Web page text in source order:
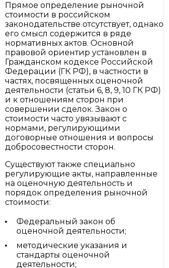
Прямое определение рыночной
стоимости в российском
законодательстве отсутствует, однако
его смысл содержится в ряде
нормативных актов. Основной
правовой ориентир установлен в
Гражданском кодексе Российской
Федерации (ГК РФ), в частности в
частях, посвященных оценочной
деятельности (статьи 6, 8, 9, 10 ГК РФ)
и к отношениям сторон при
совершении сделок. Закон о
стоимости часто увязывают с
нормами, регулирующими
договорные отношения и вопросы
добросовестности сторон.
Существуют также специально
регулирующие акты, направленные
на оценочную деятельность и
порядок определения рыночной
стоимости:
Федеральный закон об
оценочной деятельности;
методические указания и
стандарты оценочной
деятельности;